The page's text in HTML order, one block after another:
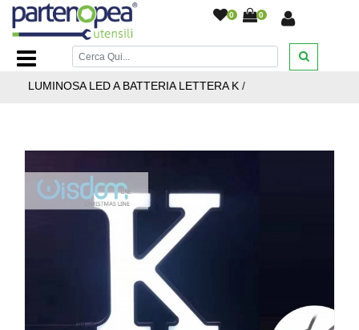
0 0
Home Page/ILLUMINAZIONE LED/ILLUMINAZIONE PER
FESTE DISCOTECHE ED EVENTI/DECORAZIONE
LUMINOSA LED A BATTERIA LETTERA K /